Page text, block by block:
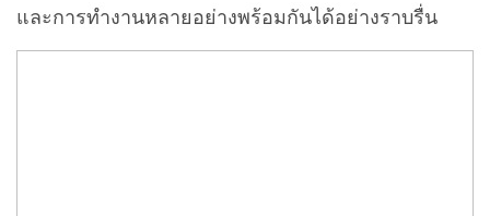
และการทำงานหลายอย่างพร้อมกันได้อย่างราบรื่น